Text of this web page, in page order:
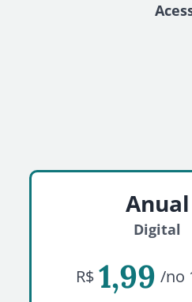
Anual
Digital
R$ 1,99 /no